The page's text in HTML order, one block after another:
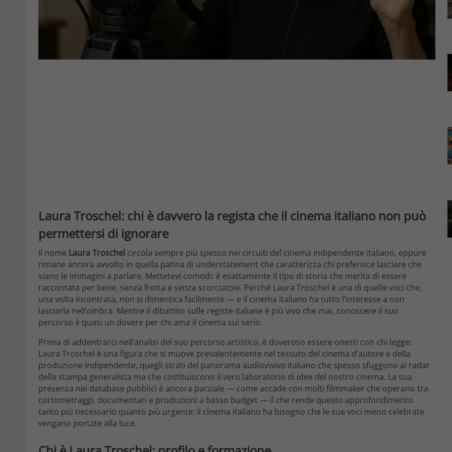
Laura Troschel: chi è davvero la regista che il cinema italiano non può
permettersi di ignorare
Il nome Laura Troschel circola sempre più spesso nei circuiti del cinema indipendente italiano, eppure
rimane ancora avvolto in quella patina di understatement che caratterizza chi preferisce lasciare che
siano le immagini a parlare. Mettetevi comodi: è esattamente il tipo di storia che merita di essere
raccontata per bene, senza fretta e senza scorciatoie. Perché Laura Troschel è una di quelle voci che,
una volta incontrata, non si dimentica facilmente — e il cinema italiano ha tutto l’interesse a non
lasciarla nell’ombra. Mentre il dibattito sulle registe italiane è più vivo che mai, conoscere il suo
percorso è quasi un dovere per chi ama il cinema sul serio.
Prima di addentrarci nell’analisi del suo percorso artistico, è doveroso essere onesti con chi legge:
Laura Troschel è una figura che si muove prevalentemente nel tessuto del cinema d’autore e della
produzione indipendente, quegli strati del panorama audiovisivo italiano che spesso sfuggono ai radar
della stampa generalista ma che costituiscono il vero laboratorio di idee del nostro cinema. La sua
presenza nei database pubblici è ancora parziale — come accade con molti filmmaker che operano tra
cortometraggi, documentari e produzioni a basso budget — il che rende questo approfondimento
tanto più necessario quanto più urgente: il cinema italiano ha bisogno che le sue voci meno celebrate
vengano portate alla luce.